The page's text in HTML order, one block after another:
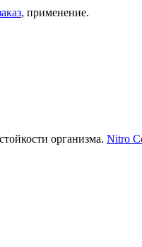
, применение.
организма. Nitro